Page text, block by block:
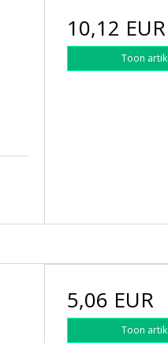
10,12 EUR
Toon
5,06 EUR
Toon